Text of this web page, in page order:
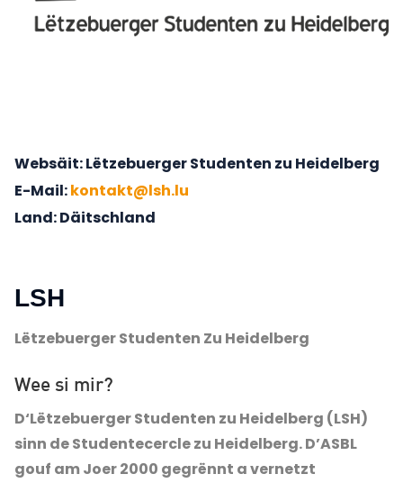
Websäit Lëtzebuerger Studenten zu Heidelberg
E-Mail kontakt@lsh.lu
Land Däitschland
LSH
Lëtzebuerger Studenten Zu Heidelberg
Wee si mir?
D‘Lëtzebuerger Studenten zu Heidelberg (LSH)
sinn de Studentecercle zu Heidelberg. D’ASBL
gouf am Joer 2000 gegrënnt a vernetzt